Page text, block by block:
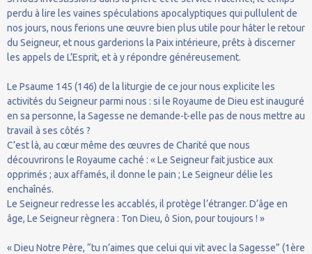
perdu à lire les vaines spéculations apocalyptiques qui pullulent de
nos jours, nous ferions une œuvre bien plus utile pour hâter le retour
du Seigneur, et nous garderions la Paix intérieure, prêts à discerner
les appels de L’Esprit, et à y répondre généreusement.
Le Psaume 145 (146) de la liturgie de ce jour nous explicite les
activités du Seigneur parmi nous : si le Royaume de Dieu est inauguré
en sa personne, la Sagesse ne demande-t-elle pas de nous mettre au
travail à ses côtés ?
C’est là, au cœur même des œuvres de Charité que nous
découvrirons le Royaume caché : « Le Seigneur fait justice aux
opprimés ; aux affamés, il donne le pain ; Le Seigneur délie les
enchaînés.
Le Seigneur redresse les accablés, il protège l’étranger. D’âge en
âge, Le Seigneur règnera : Ton Dieu, ô Sion, pour toujours ! »
« Dieu Notre Père, “tu n’aimes que celui qui vit avec la Sagesse” (1ère